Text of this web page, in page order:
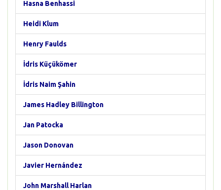
Hasna Benhassi
Heidi Klum
Henry Faulds
İdris Küçükömer
İdris Naim Şahin
James Hadley Billington
Jan Patocka
Jason Donovan
Javier Hernández
John Marshall Harlan